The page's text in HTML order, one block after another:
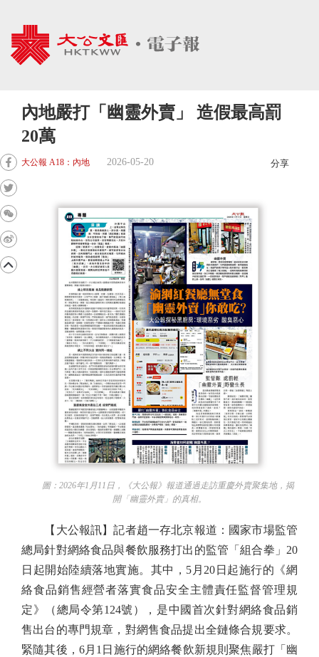
內地嚴打「幽靈外賣」 造假最高罰
20萬
大公報 A18：內地 2026-05-20 分享
圖：2026年1月11日，《大公報》報道通過走訪重慶外賣聚集地，揭
開「幽靈外賣」的真相。
【大公報訊】記者趙一存北京報道：國家市場監管
總局針對網絡食品與餐飲服務打出的監管「組合拳」20
日起開始陸續落地實施。其中，5月20日起施行的《網
絡食品銷售經營者落實食品安全主體責任監督管理規
定》（總局令第124號），是中國首次針對網絡食品銷
售出台的專門規章，對網售食品提出全鏈條合規要求。
緊隨其後，6月1日施行的網絡餐飲新規則聚焦嚴打「幽